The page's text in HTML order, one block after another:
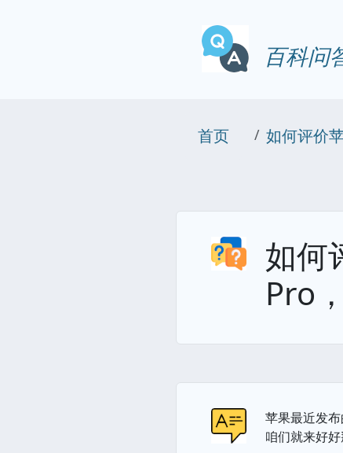
百科问
首页 如何评价
如何
Pro
苹果最近发
咱们就来好